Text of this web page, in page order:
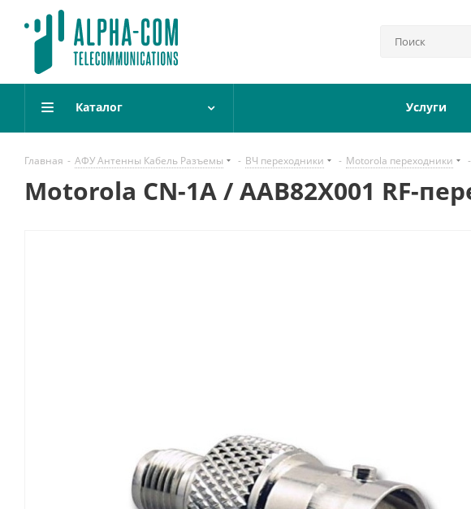
Каталог Услуги
Главная - АФУ Антенны Кабель Разъемы - ВЧ переходники - Motorola переходники -
Motorola CN-1A / AAB82X001 RF-